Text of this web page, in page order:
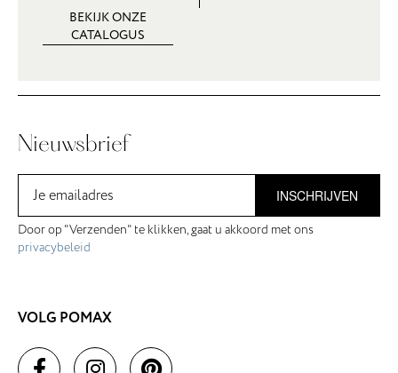
BEKIJK ONZE
CATALOGUS
Nieuwsbrief
INSCHRIJVEN
Door op "Verzenden" te klikken, gaat u akkoord met ons
privacybeleid
VOLG POMAX